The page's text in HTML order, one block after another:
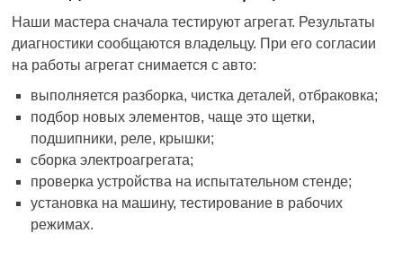
Наши мастера сначала тестируют агрегат. Результаты
диагностики сообщаются владельцу. При его согласии
на работы агрегат снимается с авто:
выполняется разборка, чистка деталей, отбраковка;
подбор новых элементов, чаще это щетки,
подшипники, реле, крышки;
сборка электроагрегата;
проверка устройства на испытательном стенде;
установка на машину, тестирование в рабочих
режимах.